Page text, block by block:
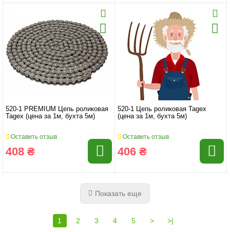
520-1 PREMIUM Цепь роликовая
Tagex (цена за 1м, бухта 5м)
Оставить отзыв
408 ₴
520-1 Цепь роликовая Tagex
(цена за 1м, бухта 5м)
Оставить отзыв
406 ₴
Показать еще
1 2 3 4 5 > >|